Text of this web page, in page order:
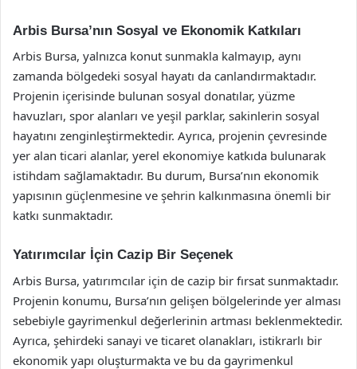
Arbis Bursa’nın Sosyal ve Ekonomik Katkıları
Arbis Bursa, yalnızca konut sunmakla kalmayıp, aynı
zamanda bölgedeki sosyal hayatı da canlandırmaktadır.
Projenin içerisinde bulunan sosyal donatılar, yüzme
havuzları, spor alanları ve yeşil parklar, sakinlerin sosyal
hayatını zenginleştirmektedir. Ayrıca, projenin çevresinde
yer alan ticari alanlar, yerel ekonomiye katkıda bulunarak
istihdam sağlamaktadır. Bu durum, Bursa’nın ekonomik
yapısının güçlenmesine ve şehrin kalkınmasına önemli bir
katkı sunmaktadır.
Yatırımcılar İçin Cazip Bir Seçenek
Arbis Bursa, yatırımcılar için de cazip bir fırsat sunmaktadır.
Projenin konumu, Bursa’nın gelişen bölgelerinde yer alması
sebebiyle gayrimenkul değerlerinin artması beklenmektedir.
Ayrıca, şehirdeki sanayi ve ticaret olanakları, istikrarlı bir
ekonomik yapı oluşturmakta ve bu da gayrimenkul